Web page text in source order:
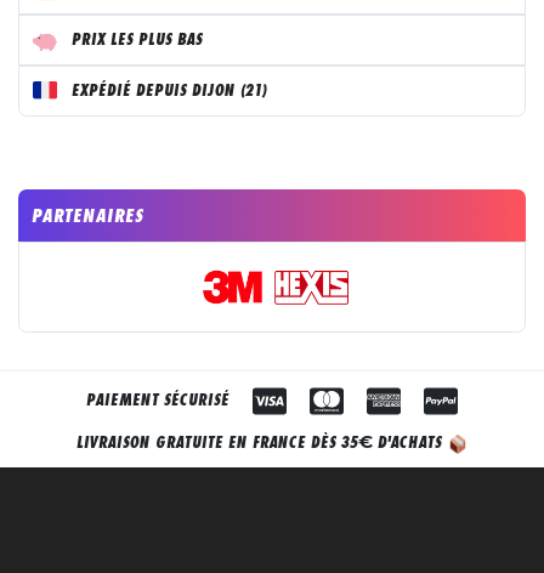
PRIX LES PLUS BAS
EXPÉDIÉ DEPUIS DIJON (21)
PARTENAIRES
PAIEMENT SÉCURISÉ
LIVRAISON GRATUITE EN FRANCE DÈS 35€ D'ACHATS